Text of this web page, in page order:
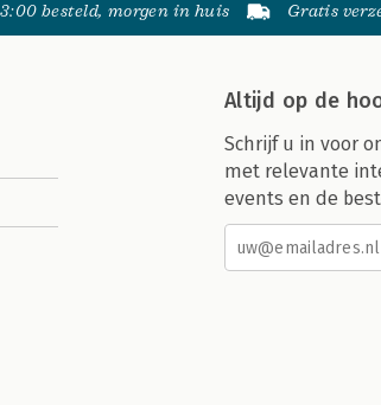
besteld, morgen in huis Gratis
Altijd op de
Schrijf u in voor
met relevante
events en de